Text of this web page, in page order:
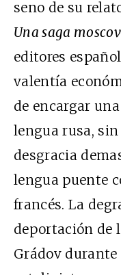
seno de su
Una saga
editores
valentía
de encargar
lengua rusa,
desgracia
lengua puente
francés. La
deportación de
Grádov